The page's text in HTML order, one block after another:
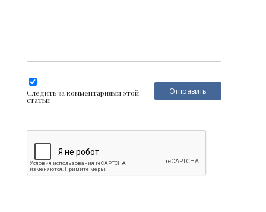
Следить за комментариями этой
статьи